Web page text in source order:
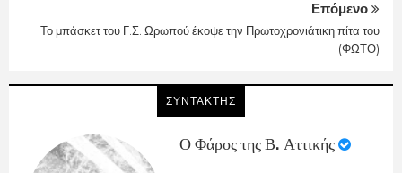
Επόμενο
Το μπάσκετ του Γ.Σ. Ωρωπού έκοψε την Πρωτοχρονιάτικη πίτα του
(ΦΩΤΟ)
ΣΥΝΤΑΚΤΗΣ
Ο Φάρος της Β. Αττικής